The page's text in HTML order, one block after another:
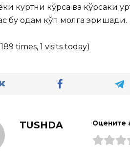
куртни кўрса ва кўрсаки
бу одам кўп молга эришади.
times, 1 visits today)
TUSHDA Оцените